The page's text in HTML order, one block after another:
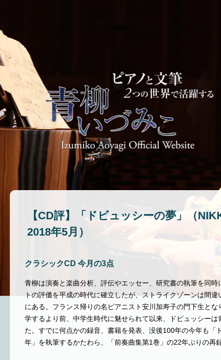
【CD評】「ドビュッシーの夢」（
2018年5月）
クラシックCD 今月の3点
青柳は演奏と楽曲分析、評伝やエッセー、研究書の執筆を同時
トの評価を平成の時代に確立したが、ストライクゾーンは間
にある。フランス帰りの名ピアニスト安川加寿子の門下生とな
学するより前、中学生時代に魅せられて以来、ドビュッシーは
た。すでに何点かの録音、書籍を発表、没後100年の今年も「
年」を執筆するかたわら、「前奏曲集第1巻」の22年ぶりの再